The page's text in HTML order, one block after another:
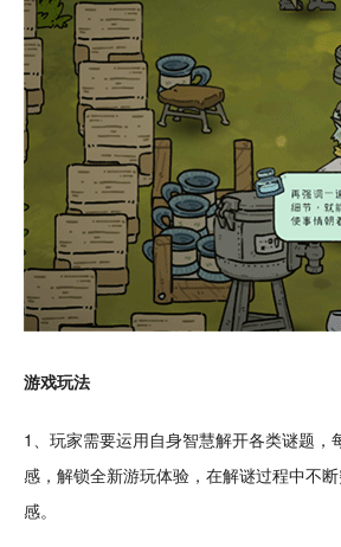
游戏玩法
1、玩家需要运用自身智慧解开各类谜题，
感， 解锁全新游玩体验，在解谜过程中不
感。